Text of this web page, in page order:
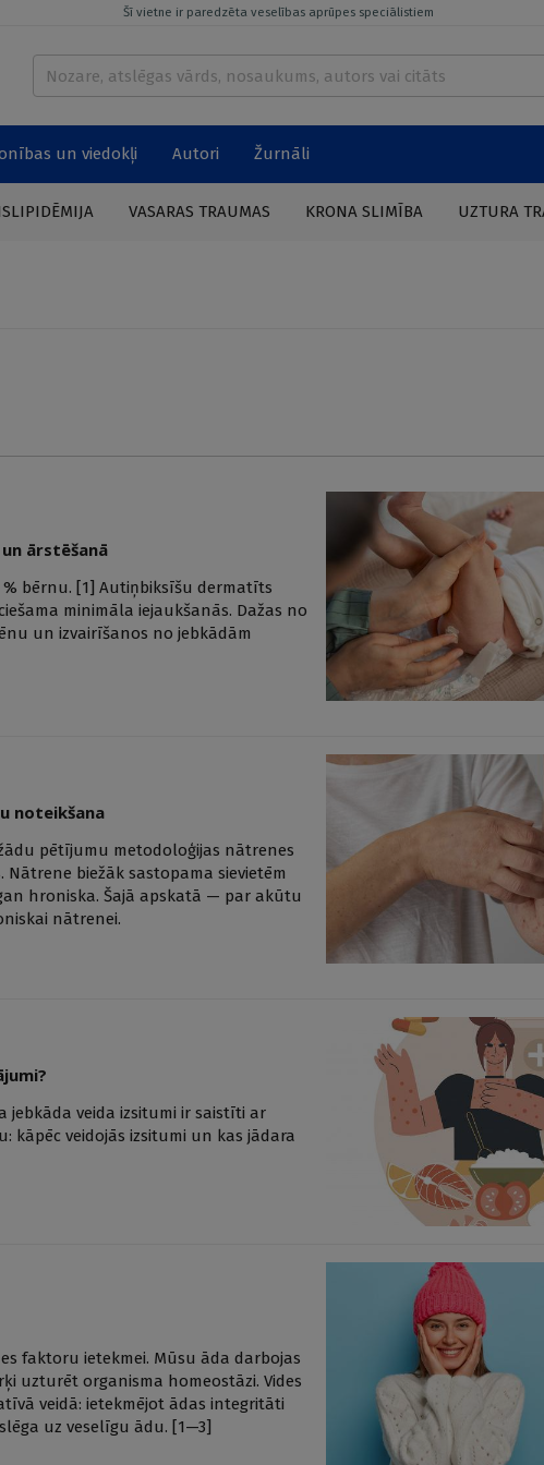
Šī vietne ir paredzēta veselības aprūpes speciālistiem
un viedokļi Autori Žurnāli
VASARAS TRAUMAS KRONA SLIMĪBA UZTURA
ārstēšanā
bērnu. [1] Autiņbiksīšu dermatīts
minimāla iejaukšanās. Dažas no
un izvairīšanos no jebkādām
noteikšana
pētījumu metodoloģijas nātrenes
biežāk sastopama sievietēm
hroniska. Šajā apskatā — par akūtu
nātrenei.
jebkāda veida izsitumi ir saistīti ar
kāpēc veidojās izsitumi un kas jādara
faktoru ietekmei. Mūsu āda darbojas
uzturēt organisma homeostāzi. Vides
veidā: ietekmējot ādas integritāti
uz veselīgu ādu. [1—3]